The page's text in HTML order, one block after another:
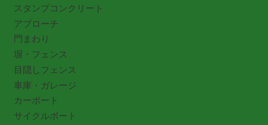
スタンプコンクリート
アプローチ
門まわり
塀・フェンス
目隠しフェンス
車庫・ガレージ
カーポート
サイクルポート